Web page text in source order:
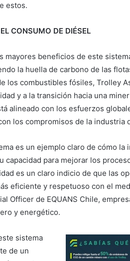
estos.
CONSUMO DE DIÉSEL
mayores beneficios de este
la huella de carbono de las
los combustibles fósiles, Trolley
y a la transición hacia una
alineado con los esfuerzos
los compromisos de la industria
es un ejemplo claro de cómo
capacidad para mejorar los
es un claro indicio de que las
eficiente y respetuoso con el
Officer de EQUANS Chile,
y energético.
sistema
de un